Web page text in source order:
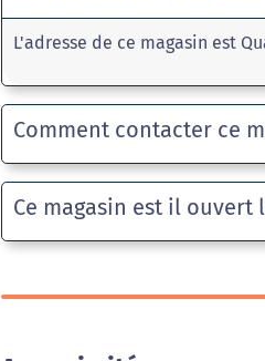
L'adresse de ce magasin est
Comment contacter ce
Ce magasin est il ouvert